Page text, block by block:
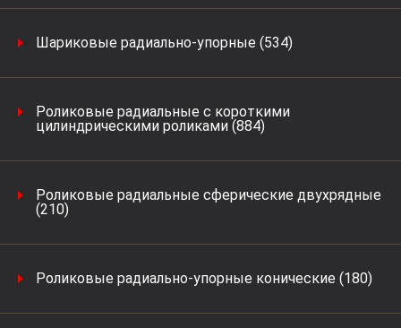
Шариковые радиально-упорные (534)
Роликовые радиальные с короткими
цилиндрическими роликами (884)
Роликовые радиальные сферические двухрядные
(210)
Роликовые радиально-упорные конические (180)